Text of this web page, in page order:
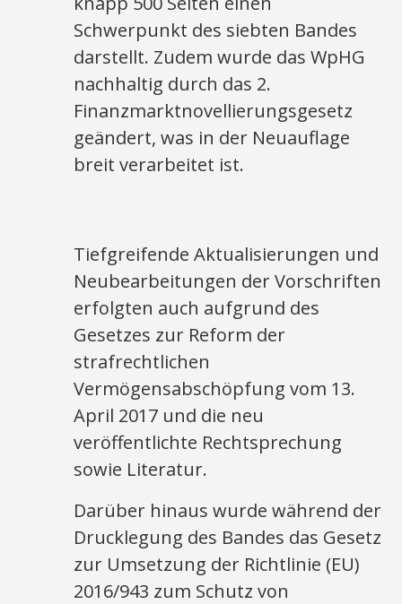
Schwerpunkt des siebten Bandes
darstellt. Zudem wurde das WpHG
nachhaltig durch das 2.
Finanzmarktnovellierungsgesetz
geändert, was in der Neuauflage
breit verarbeitet ist.
Tiefgreifende Aktualisierungen und
Neubearbeitungen der Vorschriften
erfolgten auch aufgrund des
Gesetzes zur Reform der
strafrechtlichen
Vermögensabschöpfung vom 13.
April 2017 und die neu
veröffentlichte Rechtsprechung
sowie Literatur.
Darüber hinaus wurde während der
Drucklegung des Bandes das Gesetz
zur Umsetzung der Richtlinie (EU)
2016/943 zum Schutz von